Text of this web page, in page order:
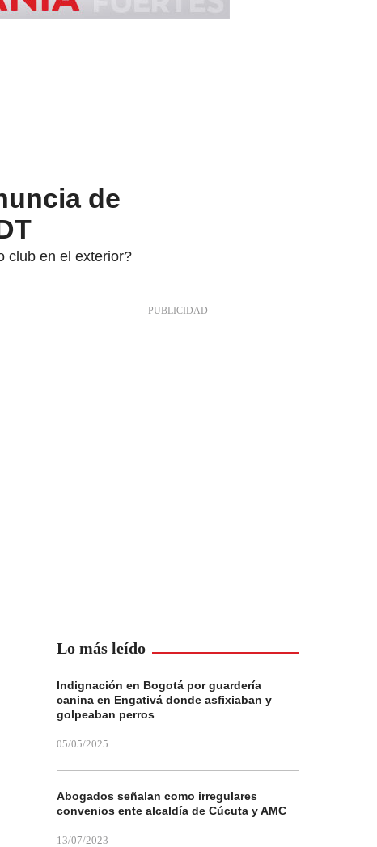
de
club en el exterior?
Lo más leído
Indignación en Bogotá por guardería
canina en Engativá donde asfixiaban y
golpeaban perros
05/05/2025
Abogados señalan como irregulares
convenios ente alcaldía de Cúcuta y AMC
13/07/2023